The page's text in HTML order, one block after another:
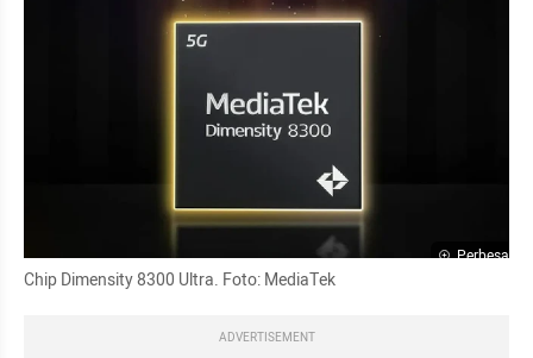
Perbesar
Chip Dimensity 8300 Ultra. Foto: MediaTek
ADVERTISEMENT